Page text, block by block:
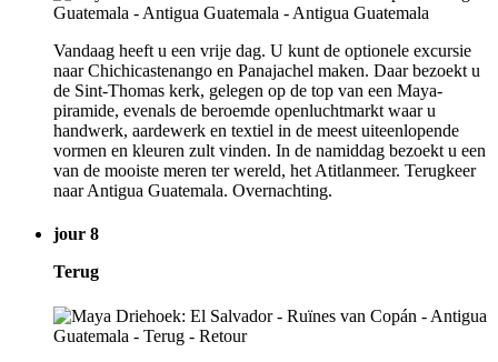
Vandaag heeft u een vrije dag. U kunt de optionele excursie
naar Chichicastenango en Panajachel maken. Daar bezoekt u
de Sint-Thomas kerk, gelegen op de top van een Maya-
piramide, evenals de beroemde openluchtmarkt waar u
handwerk, aardewerk en textiel in de meest uiteenlopende
vormen en kleuren zult vinden. In de namiddag bezoekt u een
van de mooiste meren ter wereld, het Atitlanmeer. Terugkeer
naar Antigua Guatemala. Overnachting.
jour 8
Terug